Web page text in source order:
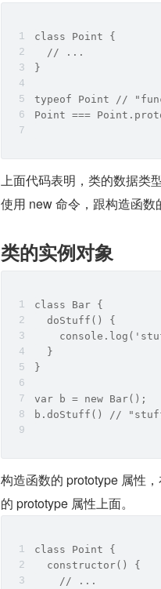
class Point {
  // ...
}
typeof Point //
Point ===
上面代码表明，类的数据类
使用 new 命令，跟构造函数
类的实例对象
class Bar {
  doStuff() {
  }
}
var b = new Bar();
b.doStuff() //
构造函数的 prototype 属性
的 prototype 属性上面。
class Point {
  constructor() {
    // ...